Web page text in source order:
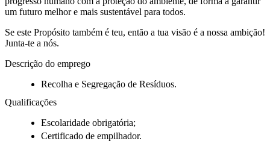
um futuro melhor e mais sustentável para todos.
Se este Propósito também é teu, então a tua visão é a nossa ambição!
Junta-te a nós.
Descrição do emprego
Recolha e Segregação de Resíduos.
Qualificações
Escolaridade obrigatória;
Certificado de empilhador.